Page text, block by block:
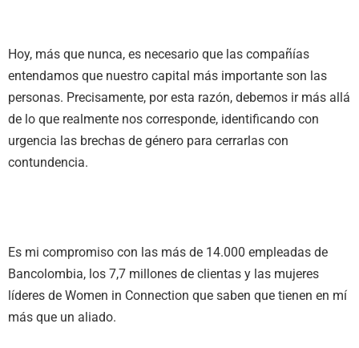
Hoy, más que nunca, es necesario que las compañías
entendamos que nuestro capital más importante son las
personas. Precisamente, por esta razón, debemos ir más allá
de lo que realmente nos corresponde, identificando con
urgencia las brechas de género para cerrarlas con
contundencia.
Es mi compromiso con las más de 14.000 empleadas de
Bancolombia, los 7,7 millones de clientas y las mujeres
líderes de Women in Connection que saben que tienen en mí
más que un aliado.